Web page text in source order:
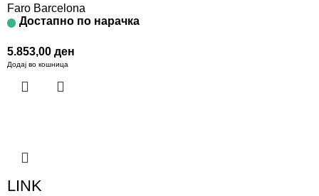
Faro Barcelona
Достапно по нарачка
5.853,00 ден
Додај во кошница
LINK